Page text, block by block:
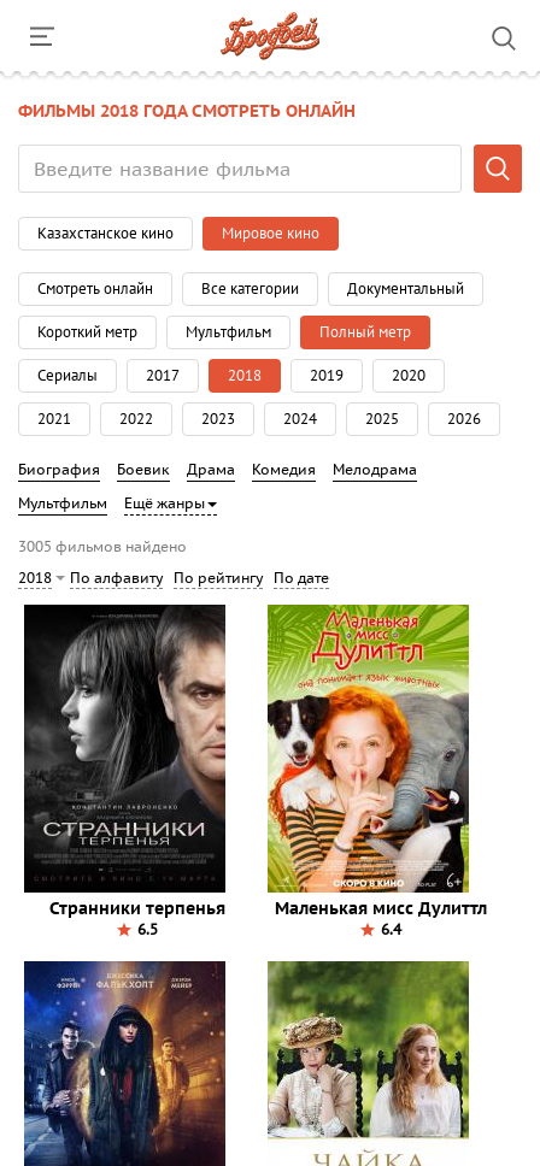
ФИЛЬМЫ 2018 ГОДА СМОТРЕТЬ ОНЛАЙН
Казахстанское кино Мировое кино
Смотреть онлайн Все категории Документальный
Короткий метр Мультфильм Полный метр
Сериалы 2017 2018 2019 2020
2021 2022 2023 2024 2025 2026
Биография Боевик Драма Комедия
Мелодрама
Мультфильм
Ещё жанры
3005 фильмов найдено
2018
По алфавиту По рейтингу По дате
Странники терпенья
6.5
Маленькая мисс Дулиттл
6.4